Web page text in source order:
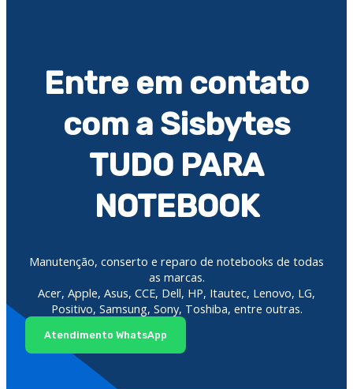
Entre em contato
com a Sisbytes
TUDO PARA
NOTEBOOK
Manutenção, conserto e reparo de notebooks de todas
as marcas.
Acer, Apple, Asus, CCE, Dell, HP, Itautec, Lenovo, LG,
Positivo, Samsung, Sony, Toshiba, entre outras.
Atendimento WhatsApp